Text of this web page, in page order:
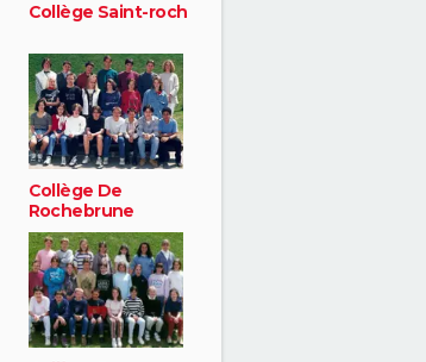
Collège Saint-roch
Collège De
Rochebrune